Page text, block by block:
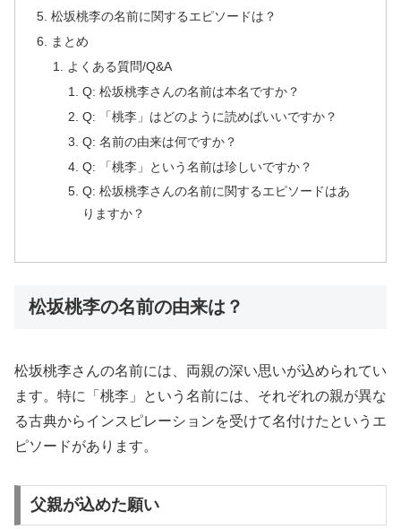
松坂桃李の名前に関するエピソードは？
まとめ
よくある質問/Q&A
Q: 松坂桃李さんの名前は本名ですか？
Q: 「桃李」はどのように読めばいいですか？
Q: 名前の由来は何ですか？
Q: 「桃李」という名前は珍しいですか？
Q: 松坂桃李さんの名前に関するエピソードはあ
りますか？
松坂桃李の名前の由来は？
松坂桃李さんの名前には、両親の深い思いが込められてい
ます。特に「桃李」という名前には、それぞれの親が異な
る古典からインスピレーションを受けて名付けたというエ
ピソードがあります。
父親が込めた願い